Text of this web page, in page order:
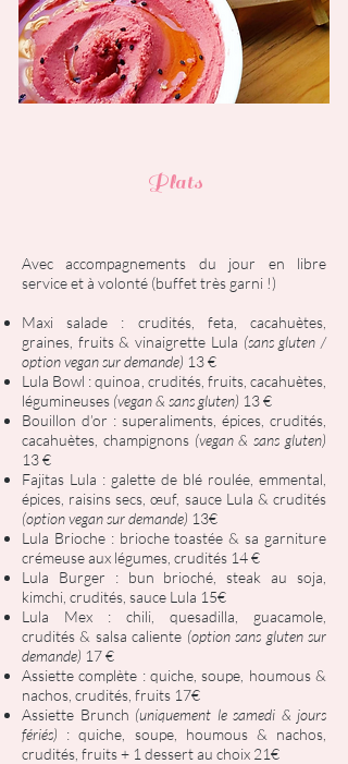
Plats
Avec accompagnements du jour en libre
service et à volonté (buffet très garni !)
Maxi salade : crudités, feta, cacahuètes,
graines, fruits & vinaigrette Lula (sans gluten /
option vegan sur demande) 13 €
Lula Bowl : quinoa, crudités, fruits, cacahuètes,
légumineuses (vegan & sans gluten) 13 €
Bouillon d’or : superaliments, épices, crudités,
cacahuètes, champignons(vegan & sans gluten)
13 €
Fajitas Lula : galette de blé roulée, emmental,
épices, raisins secs, œuf, sauce Lula & crudités
(option vegan sur demande) 13€
Lula Brioche : brioche toastée & sa garniture
crémeuse aux légumes, crudités 14 €
Lula Burger : bun brioché, steak au soja,
kimchi, crudités, sauce Lula 15€
Lula Mex : chili, quesadilla, guacamole,
crudités & salsa caliente (option sans gluten sur
demande) 17 €
Assiette complète : quiche, soupe, houmous &
nachos, crudités, fruits 17€
Assiette Brunch (uniquement le samedi & jours
fériés) : quiche, soupe, houmous & nachos,
crudités, fruits + 1 dessert au choix 21€